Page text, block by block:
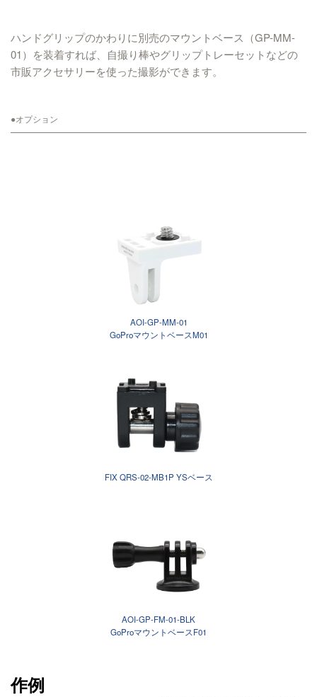
ハンドグリップのかわりに別売のマウントベース（GP-MM-
01）を装着すれば、自撮り棒やグリップトレーセットなどの
市販アクセサリーを使った撮影ができます。
●オプション
AOI-GP-MM-01
GoProマウントベースM01
FIX QRS-02-MB1P YSベース
AOI-GP-FM-01-BLK
GoProマウントベースF01
作例